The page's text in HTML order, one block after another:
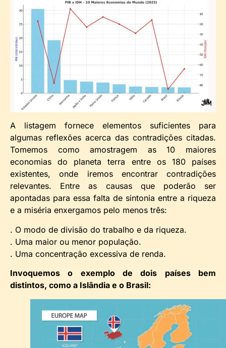
A listagem fornece elementos suficientes para
algumas reflexões acerca das contradições citadas.
Tomemos como amostragem as 10 maiores
economias do planeta terra entre os 180 países
existentes, onde iremos encontrar contradições
relevantes. Entre as causas que poderão ser
apontadas para essa falta de sintonia entre a riqueza
e a miséria enxergamos pelo menos três:
. O modo de divisão do trabalho e da riqueza.
. Uma maior ou menor população.
. Uma concentração excessiva de renda.
Invoquemos o exemplo de dois países bem
distintos, como a Islândia e o Brasil: